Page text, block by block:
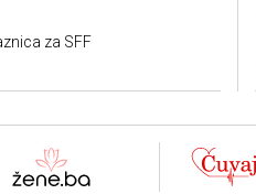
za SFF